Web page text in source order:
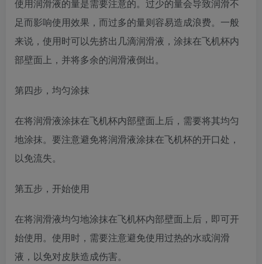
使用润滑液的量是需要注意的。过少的量会导致润滑不
足而影响使用效果，而过多的量则容易造成浪费。一般
来说，使用时可以先挤出几滴润滑液，涂抹在飞机杯内
部壁面上，并将多余的润滑液倒出。
第四步，均匀涂抹
在将润滑液涂抹在飞机杯内部壁面上后，需要将其均匀
地涂抹。要注意避免将润滑液涂抹在飞机杯的开口处，
以免流失。
第五步，开始使用
在将润滑液均匀地涂抹在飞机杯内部壁面上后，即可开
始使用。使用时，需要注意避免使用过热的水或润滑
液，以免对皮肤造成伤害。